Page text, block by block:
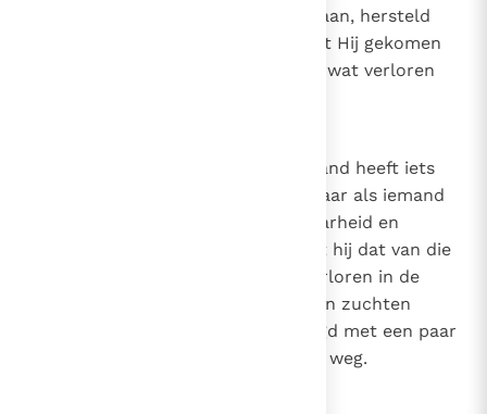
die door Adam verloren was gegaan, hersteld
zou worden door Hem die zei dat Hij gekomen
was "om te zoeken en te redden wat verloren
Wat goed is voor de mens. Niemand heeft iets
anders dan leugens en zonde. Maar als iemand
ook maar het kleinste beetje waarheid en
rechtvaardigheid bezit, dan heeft hij dat van die
goddelijke bron waarnaar we, verloren in de
woestijn van deze wereld, moeten zuchten
zodat we, als het ware bevochtigd met een paar
druppels, niet wankelen op onze weg.